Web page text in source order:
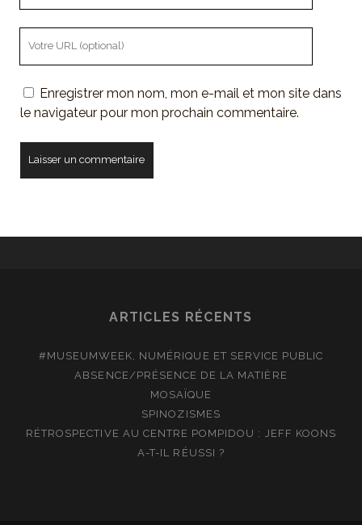
site Enregistrer mon nom, mon e-mail et mon site dans
le navigateur pour mon prochain commentaire.
ARTICLES RÉCENTS
#MUSEUMWEEK, NUMÉRIQUE ET SERVICE PUBLIC
ABSENCE/PRÉSENCE DE LA MATIÈRE
MOSAÏQUE
SPINOZISMES
RÉTROSPECTIVE AU CENTRE POMPIDOU : JEFF KOONS
A-T-IL RÉUSSI ?